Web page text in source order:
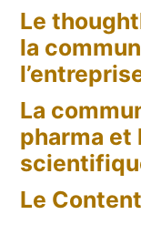
Le
la
La
pharma et
Le